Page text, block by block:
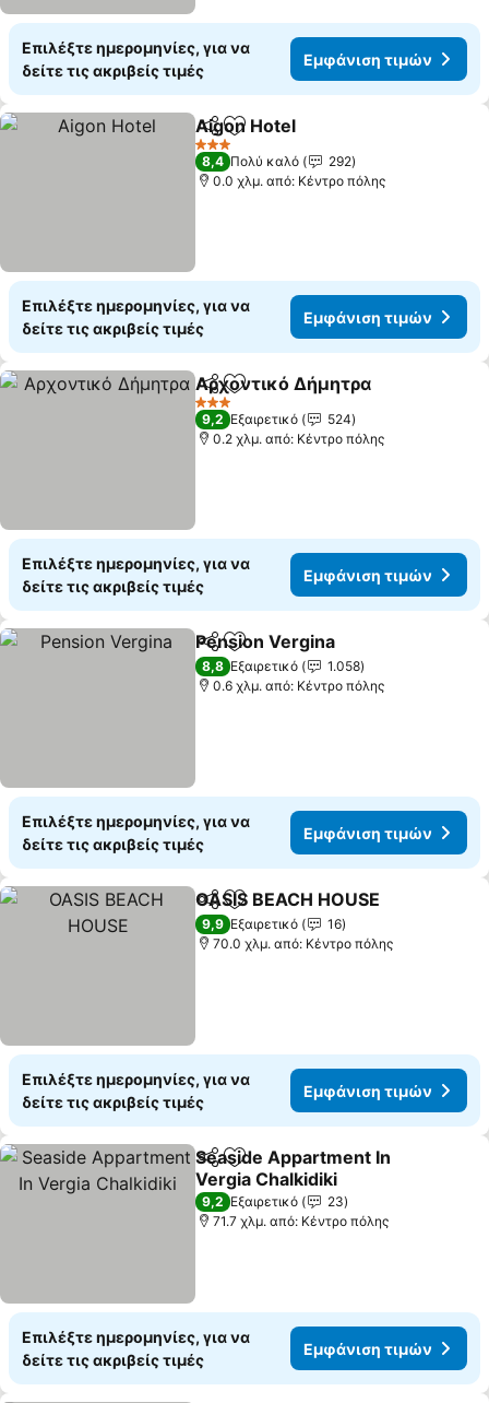
Επιλέξτε ημερομηνίες, για να
δείτε τις ακριβείς τιμές
Εμφάνιση τιμών
Κοινοποίηση
Προσθήκη στα αγαπημένα
Aigon Hotel
3 Αστέρια
8,4 Πολύ καλό
292
0.0 χλμ. από: Κέντρο πόλης
Επιλέξτε ημερομηνίες, για να
δείτε τις ακριβείς τιμές
Εμφάνιση τιμών
Κοινοποίηση
Προσθήκη στα αγαπημένα
Αρχοντικό Δήμητρα
3 Αστέρια
9,2 Εξαιρετικό
524
0.2 χλμ. από: Κέντρο πόλης
Επιλέξτε ημερομηνίες, για να
δείτε τις ακριβείς τιμές
Εμφάνιση τιμών
Κοινοποίηση
Προσθήκη στα αγαπημένα
Pension Vergina
8,8 Εξαιρετικό
1.058
0.6 χλμ. από: Κέντρο πόλης
Επιλέξτε ημερομηνίες, για να
δείτε τις ακριβείς τιμές
Εμφάνιση τιμών
Κοινοποίηση
Προσθήκη στα αγαπημένα
OASIS BEACH HOUSE
9,9 Εξαιρετικό
16
70.0 χλμ. από: Κέντρο πόλης
Επιλέξτε ημερομηνίες, για να
δείτε τις ακριβείς τιμές
Εμφάνιση τιμών
Κοινοποίηση
Προσθήκη στα αγαπημένα
Seaside Appartment In
Vergia Chalkidiki
9,2 Εξαιρετικό
23
71.7 χλμ. από: Κέντρο πόλης
Επιλέξτε ημερομηνίες, για να
δείτε τις ακριβείς τιμές
Εμφάνιση τιμών